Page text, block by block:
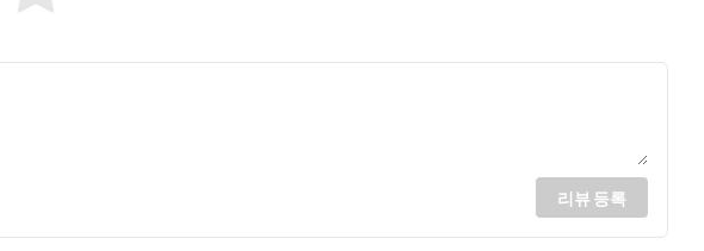
리뷰 등록